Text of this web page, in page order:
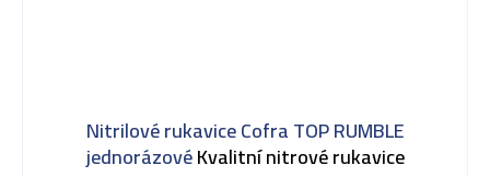
Nitrilové rukavice Cofra TOP RUMBLE
jednorázovéKvalitní nitrové rukavice